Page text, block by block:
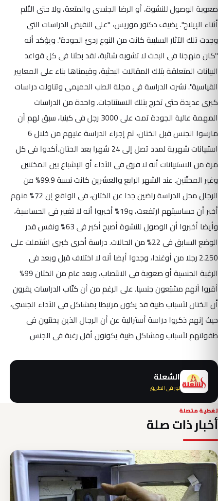
صعوبة الوصول للنشوة، أو الرضا الجنسى والمتعة، ولا حتى الألم
أثناء الإيلاج". يضيف دكتور موريس، "على النقيض الدراسات التى
وجدت تلك الآثار السلبية كانت من النوع ردئ الجودة". ويؤكد أنه
"كان منهجنا فى البحث لا تشوبه شائبة، لقد بحثنا فى كل قواعد
البيانات المتعلقة بتلك المقالات البحثية، وقيمناها بناء على المعايير
القياسية". نشرت الدراسة فى مجلة الطب الحميمى وتناولت دراسات
كبرى عديدة حتى تخرج بتلك الاستنتاجات. واحدة من الدراسات
المهمة عالية الجودة تمت على 3000 رجل فى كينيا، سبق لهم أن
مارسوا الجنس قبل الختان، ثم إجراء الدراسة عليهم من خلال 6
استبيانات شهرية لمدد تصل إلى 24 شهرا بعد الختان.أكدوا فى كل
مرة من الاستبيانات أنه لا فرق فى الأداء أو الإشباع بين المختنين
وغير المختّنين. عند الشهر الرابع والعشرين كانت نسبة 99.9% من
الرجال محل الدراسة راضين جدا عن الختان، فى الواقع إن 72% منهم
أخبر أن حساسيتهم ارتفعت، و19% أخبروا أنه لا تغيير فى الحساسية،
وأيضا أخبروا أن الوصول للنشوة أصبح أكبر فى 63% ونفس قدر
الوضع السابق فى 22% من الحالات. دراسة أخرى كبرى اشتملت على
2.250 رجلا من أوغندا، وجدوا أيضا أنه لا اختلاف قبل وبعد فى
الرغبة الجنسية أو صعوبة فى الانتصاب، وبعد عام من الختان 99%
أقروا أنهم مشبَعون جنسيا. على الرغم من أن كتّاب الدراسات يقرون
أن الختان لأسباب طبية قد يكون مرتبطا بمشاكل فى الأداء الجنسى،
حيث إنهم ذكروا دراسة أسترالية عن أن الرجال الذين يختنون فى
طفولتهم لأسباب ومشاكل طبية يكونون أقل رغبة فى الجنس
الشعلة
نور في الطريق
تغطية متصلة
أخبار ذات صلة